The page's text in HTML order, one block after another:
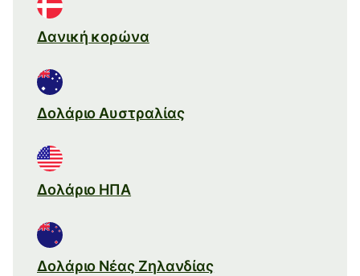
Δανική κορώνα
Δολάριο Αυστραλίας
Δολάριο ΗΠΑ
Δολάριο Νέας Ζηλανδίας